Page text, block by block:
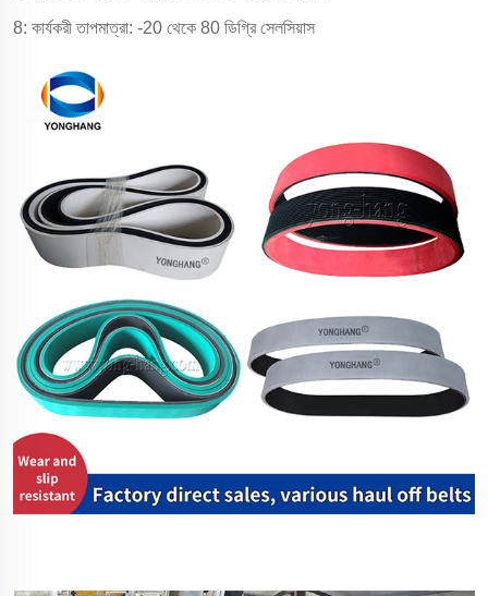
8: কার্যকরী তাপমাত্রা: -20 থেকে 80 ডিগ্রি সেলসিয়াস